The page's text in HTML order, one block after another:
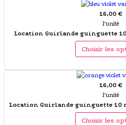
16,00 €
l'unité
Location Guirlande guinguette 10
Choisir les
16,00 €
l'unité
Location Guirlande guinguette 10
Choisir les